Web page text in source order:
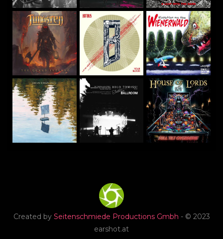
Created by Seitenschmiede Productions Gmbh - © 2023
earshot.at